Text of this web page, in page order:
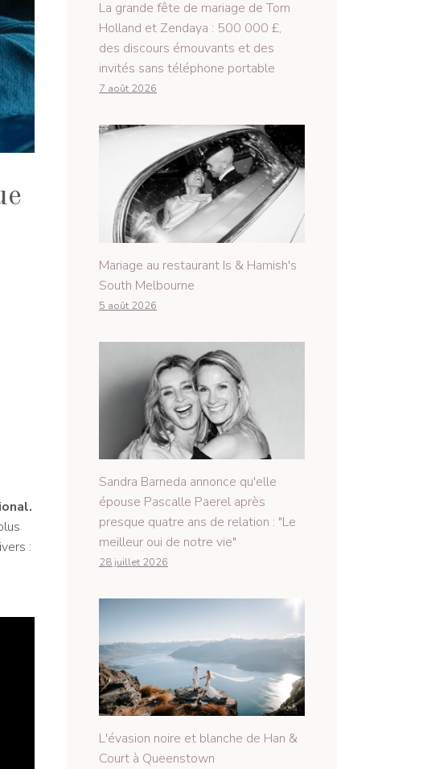
:
La grande fête de mariage de Tom
Holland et Zendaya : 500 000 £,
des discours émouvants et des
invités sans téléphone portable
7 août 2026
Mariage au restaurant Is & Hamish's
South Melbourne
5 août 2026
Sandra Barneda annonce qu'elle
épouse Pascalle Paerel après
presque quatre ans de relation : "Le
meilleur oui de notre vie"
28 juillet 2026
L'évasion noire et blanche de Han &
Court à Queenstown